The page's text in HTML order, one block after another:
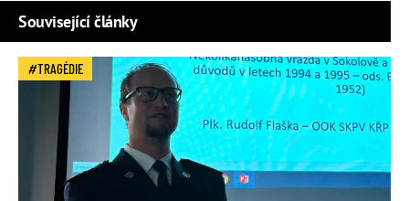
Související články
TRAGÉDIE